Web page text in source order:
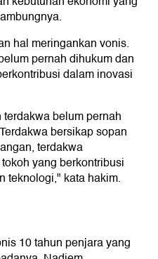
hal meringankan vonis.
pernah dihukum dan
dalam inovasi
belum pernah
bersikap sopan
terdakwa
yang berkontribusi
teknologi," kata hakim.
10 tahun penjara yang